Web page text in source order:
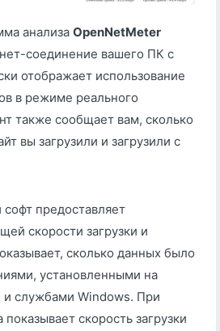
анализа OpenNetMeter
соединение вашего ПК с
отображает использование
в режиме реального
также сообщает вам, сколько
вы загрузили и загрузили с
предоставляет
скорости загрузки и
сколько данных было
установленными на
службами Windows. При
скорость загрузки